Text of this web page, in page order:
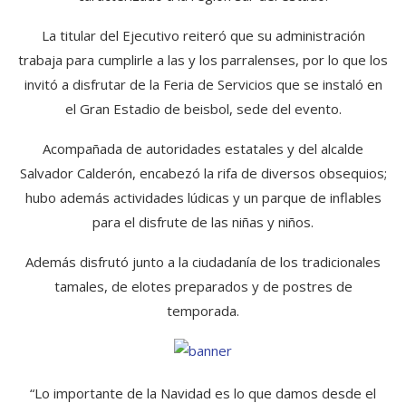
La titular del Ejecutivo reiteró que su administración
trabaja para cumplirle a las y los parralenses, por lo que los
invitó a disfrutar de la Feria de Servicios que se instaló en
el Gran Estadio de beisbol, sede del evento.
Acompañada de autoridades estatales y del alcalde
Salvador Calderón, encabezó la rifa de diversos obsequios;
hubo además actividades lúdicas y un parque de inflables
para el disfrute de las niñas y niños.
Además disfrutó junto a la ciudadanía de los tradicionales
tamales, de elotes preparados y de postres de
temporada.
“Lo importante de la Navidad es lo que damos desde el